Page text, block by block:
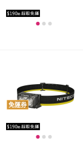
免運券